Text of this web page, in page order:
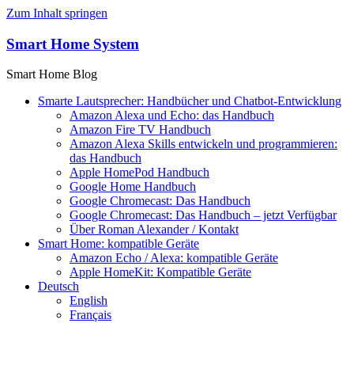
Zum Inhalt springen
Smart Home System
Smart Home Blog
Smarte Lautsprecher: Handbücher und Chatbot-Entwicklung
Amazon Alexa und Echo: das Handbuch
Amazon Fire TV Handbuch
Amazon Alexa Skills entwickeln und programmieren:
das Handbuch
Apple HomePod Handbuch
Google Home Handbuch
Google Chromecast: Das Handbuch
Google Chromecast: Das Handbuch – jetzt Verfügbar
Über Roman Alexander / Kontakt
Smart Home: kompatible Geräte
Amazon Echo / Alexa: kompatible Geräte
Apple HomeKit: Kompatible Geräte
Deutsch
English
Français